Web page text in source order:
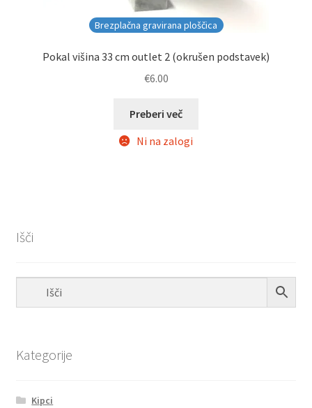
Brezplačna gravirana ploščica
Pokal višina 33 cm outlet 2 (okrušen podstavek)
€6.00
Preberi več
Ni na zalogi
Išči
Kategorije
Kipci